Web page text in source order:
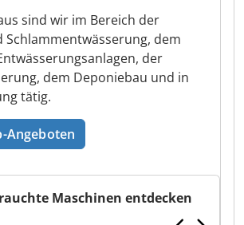
sind wir im Bereich der
Schlammentwässerung, dem
der
dem Deponiebau und in
tätig.
Angeboten
Maschinen entdecken